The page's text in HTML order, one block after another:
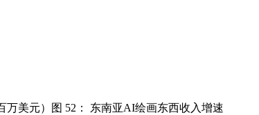
美元）图 52： 东南亚AI绘画东西收入增速